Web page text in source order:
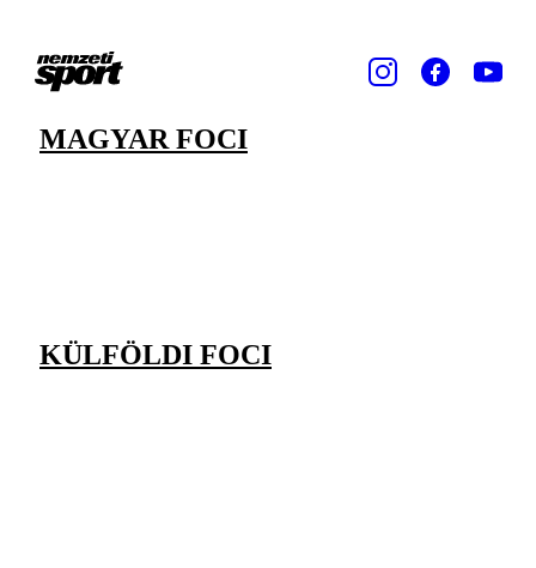
MAGYAR FOCI
KÜLFÖLDI FOCI